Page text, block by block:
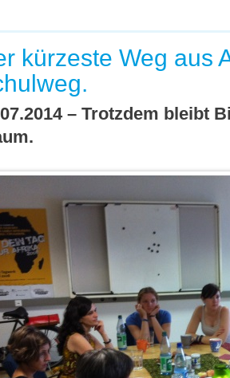
kürzeste Weg aus
– Trotzdem bleibt